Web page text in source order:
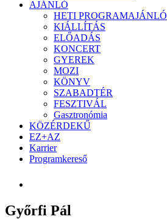
AJÁNLÓ
HETI PROGRAMAJÁNLÓ
KIÁLLÍTÁS
ELŐADÁS
KONCERT
GYEREK
MOZI
KÖNYV
SZABADTÉR
FESZTIVÁL
Gasztronómia
KÖZÉRDEKŰ
EZ+AZ
Karrier
Programkereső
Győrfi Pál